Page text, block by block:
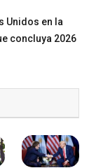
Unidos en la
concluya 2026